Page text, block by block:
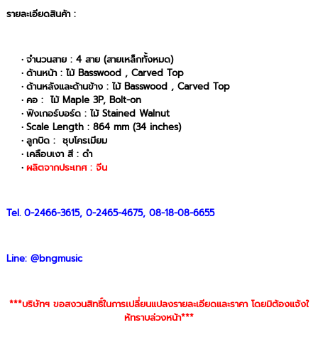
รายละเอียดสินค้า :
จำนวนสาย : 4 สาย (สายเหล็กทั้งหมด)
ด้านหน้า : ไม้ Basswood , Carved Top
ด้านหลังและด้านข้าง : ไม้ Basswood , Carved Top
คอ : ไม้ Maple 3P, Bolt-on
ฟิงเกอร์บอร์ด : ไม้ Stained Walnut
Scale Length : 864 mm (34 inches)
ลูกบิด : ชุบโครเมียม
เคลือบเงา สี : ดำ
ผลิตจากประเทศ : จีน
Tel. 0-2466-3615, 0-2465-4675, 08-18-08-6655
Line: @bngmusic
***บริษัทฯ ขอสงวนสิทธิ์ในการเปลี่ยนแปลงรายละเอียดและราคา โดยมิต้องแจ้งใ
ห้ทราบล่วงหน้า***